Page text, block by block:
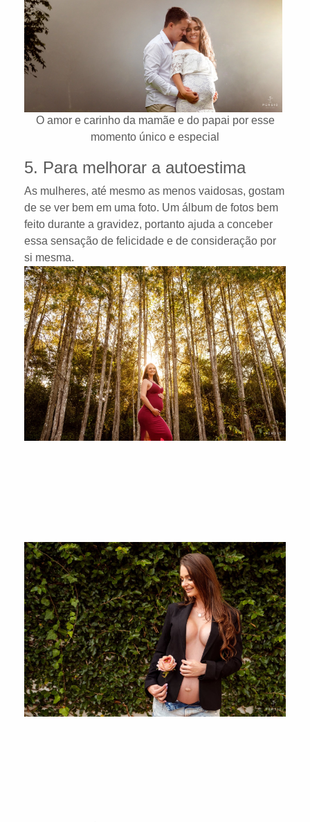
O amor e carinho da mamãe e do papai por esse
momento único e especial
5. Para melhorar a autoestima
As mulheres, até mesmo as menos vaidosas, gostam
de se ver bem em uma foto. Um álbum de fotos bem
feito durante a gravidez, portanto ajuda a conceber
essa sensação de felicidade e de consideração por
si mesma.